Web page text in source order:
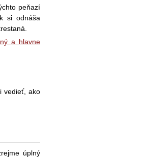
peňazí
si odnáša
a hlavne
vedieť, ako
úplný